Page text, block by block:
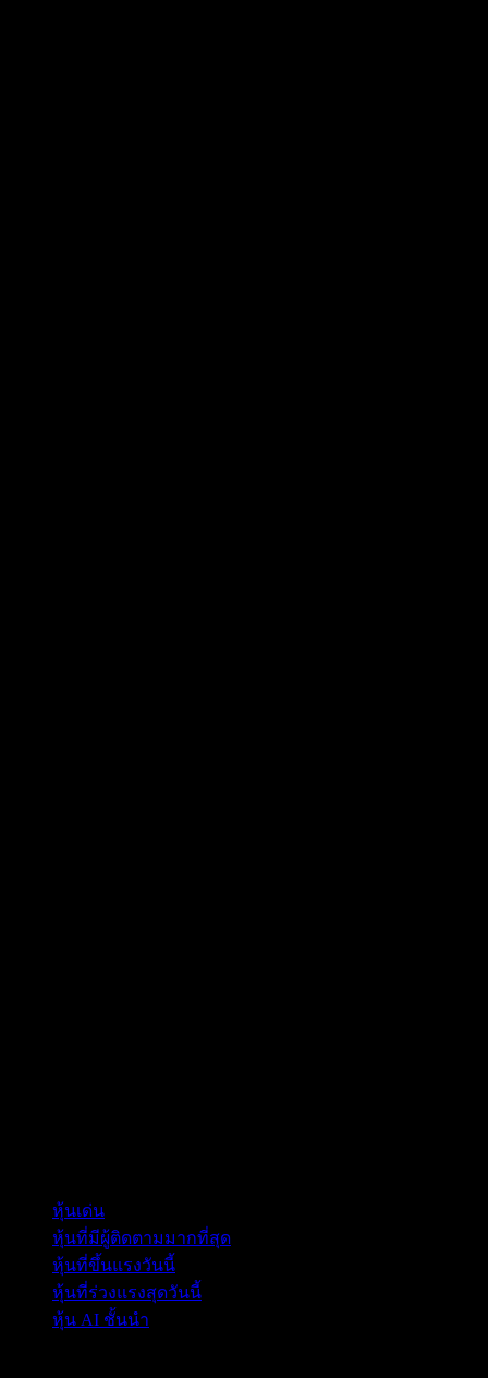
หุ้นเด่น
หุ้นที่มีผู้ติดตามมากที่สุด
หุ้นที่ขึ้นแรงวันนี้
หุ้นที่ร่วงแรงสุดวันนี้
หุ้น AI ชั้นนำ